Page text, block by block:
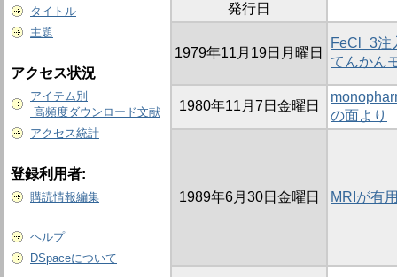
タイトル
主題
アクセス状況
アイテム別
高頻度ダウンロード文献
アクセス統計
登録利用者:
購読情報編集
ヘルプ
DSpaceについて
発行日
1979年11月19日月曜日
FeCl_3注
てんかん
1980年11月7日金曜日
の面より
1989年6月30日金曜日 MRIが有